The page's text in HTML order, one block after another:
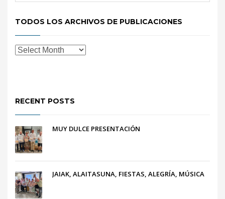
TODOS LOS ARCHIVOS DE PUBLICACIONES
RECENT POSTS
MUY DULCE PRESENTACIÓN
JAIAK, ALAITASUNA, FIESTAS, ALEGRÍA, MÚSICA